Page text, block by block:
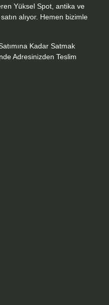
Yüksel Spot, antika ve
alıyor. Hemen bizimle
Kadar Satmak
Adresinizden Teslim